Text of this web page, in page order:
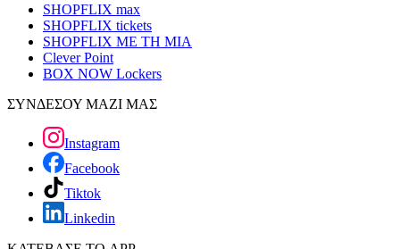
SHOPFLIX max
SHOPFLIX tickets
SHOPFLIX ΜΕ ΤΗ ΜΙΑ
Clever Point
BOX NOW Lockers
ΣΥΝΔΕΣΟΥ ΜΑΖΙ ΜΑΣ
Instagram
Facebook
Tiktok
Linkedin